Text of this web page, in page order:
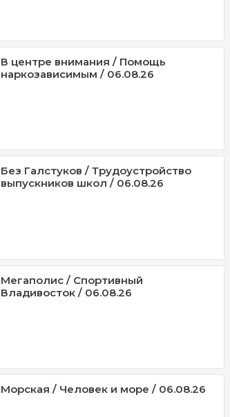
В центре внимания / Помощь
наркозависимым / 06.08.26
Без Галстуков / Трудоустройство
выпускников школ / 06.08.26
Мегаполис / Спортивный
Владивосток / 06.08.26
Морская / Человек и море / 06.08.26